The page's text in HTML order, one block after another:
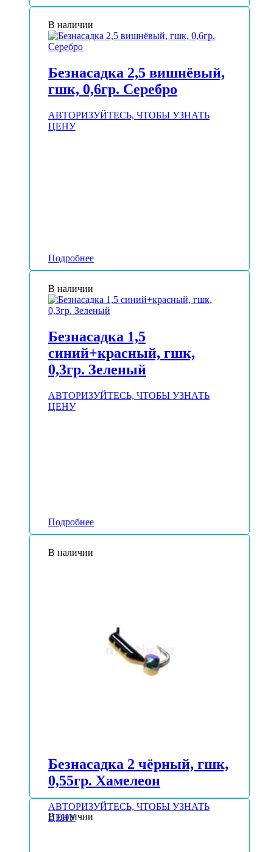
В наличии
Безнасадка 2,5 вишнёвый,
гшк, 0,6гр. Серебро
АВТОРИЗУЙТЕСЬ, ЧТОБЫ УЗНАТЬ
ЦЕНУ
Подробнее
В наличии
Безнасадка 1,5
синий+красный, гшк,
0,3гр. Зеленый
АВТОРИЗУЙТЕСЬ, ЧТОБЫ УЗНАТЬ
ЦЕНУ
Подробнее
В наличии
Безнасадка 2 чёрный, гшк,
0,55гр. Хамелеон
АВТОРИЗУЙТЕСЬ, ЧТОБЫ УЗНАТЬ
ЦЕНУ
В наличии